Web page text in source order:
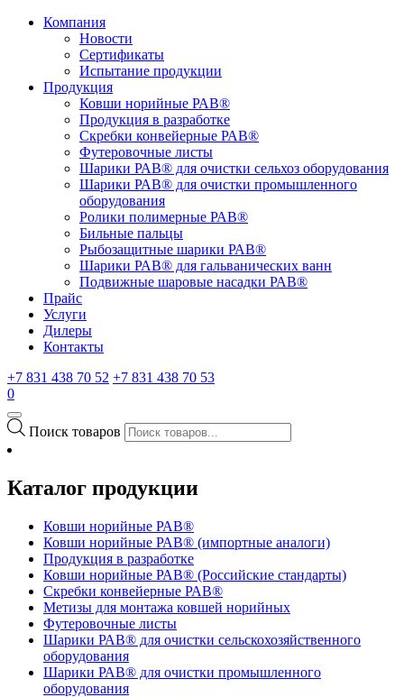
Компания
Новости
Сертификаты
Испытание продукции
Продукция
Ковши норийные РАВ®
Продукция в разработке
Скребки конвейерные РАВ®
Футеровочные листы
Шарики РАВ® для очистки сельхоз оборудования
Шарики РАВ® для очистки промышленного
оборудования
Ролики полимерные РАВ®
Бильные пальцы
Рыбозащитные шарики РАВ®
Шарики РАВ® для гальванических ванн
Подвижные шаровые насадки РАВ®
Прайс
Услуги
Дилеры
Контакты
+7 831 438 70 52 +7 831 438 70 53
0
Поиск товаров
Каталог продукции
Ковши норийные РАВ®
Ковши норийные РАВ® (импортные аналоги)
Продукция в разработке
Ковши норийные РАВ® (Российские стандарты)
Скребки конвейерные РАВ®
Метизы для монтажа ковшей норийных
Футеровочные листы
Шарики РАВ® для очистки сельскохозяйственного
оборудования
Шарики РАВ® для очистки промышленного
оборудования